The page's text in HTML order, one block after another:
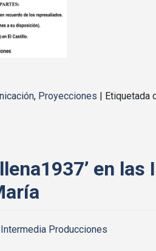
, Proyecciones Etiquetada
en las
Intermedia Producciones